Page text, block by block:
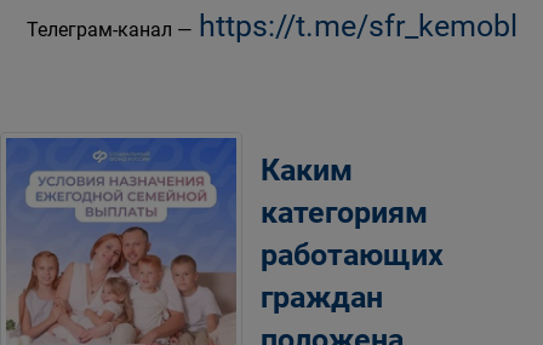
Телеграм-канал —https://t.me/sfr_kemobl
Каким
категориям
работающих
граждан